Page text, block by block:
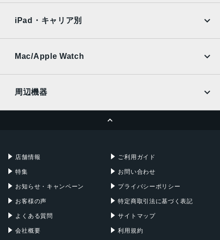
Xiaomi Tablet
Ymobile
UQmobile
Ymobile
UQmobile
iPad・キャリア別
Mac/Apple Watch
周辺機器
店舗情報
特集
お知らせ・キャンペーン
お客様の声
よくある質問
会社概要
ご利用ガイド
お問い合わせ
プライバシーポリシー
特定商取引法に基づく表記
サイトマップ
利用規約